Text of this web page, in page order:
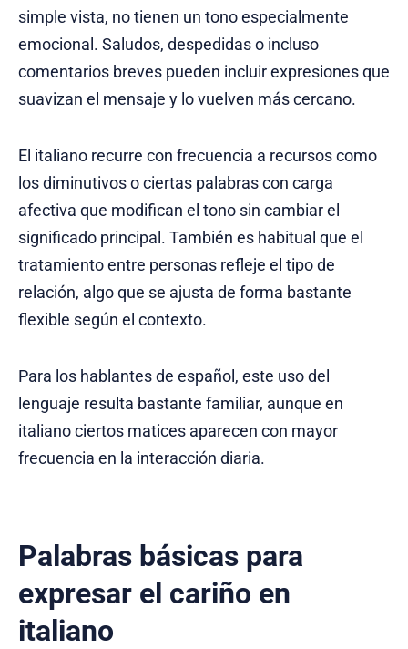
simple vista, no tienen un tono especialmente
emocional. Saludos, despedidas o incluso
comentarios breves pueden incluir expresiones que
suavizan el mensaje y lo vuelven más cercano.
El italiano recurre con frecuencia a recursos como
los diminutivos o ciertas palabras con carga
afectiva que modifican el tono sin cambiar el
significado principal. También es habitual que el
tratamiento entre personas refleje el tipo de
relación, algo que se ajusta de forma bastante
flexible según el contexto.
Para los hablantes de español, este uso del
lenguaje resulta bastante familiar, aunque en
italiano ciertos matices aparecen con mayor
frecuencia en la interacción diaria.
Palabras básicas para
expresar el cariño en
italiano